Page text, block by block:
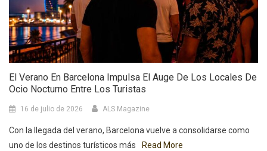
El Verano En Barcelona Impulsa El Auge De Los Locales De
Ocio Nocturno Entre Los Turistas
16 de julio de 2026 ALS Magazine
Con la llegada del verano, Barcelona vuelve a consolidarse como
uno de los destinos turísticos más
Read More